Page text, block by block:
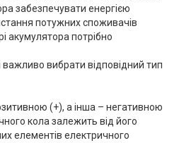
забезпечувати енергією
потужних споживачів
акумулятора потрібно
важливо вибрати відповідний тип
(+), а інша – негативною
кола залежить від його
елементів електричного